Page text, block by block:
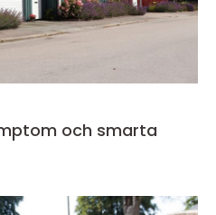
och smarta